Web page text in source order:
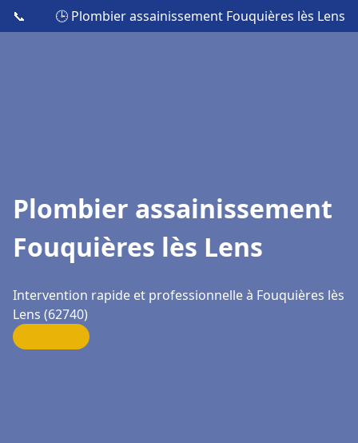
📞 🕒 Plombier assainissement Fouquières lès Lens
Plombier assainissement
Fouquières lès Lens
Intervention rapide et professionnelle à Fouquières lès
Lens (62740)